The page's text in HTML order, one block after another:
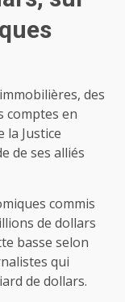
des
comptes en
la Justice
de ses alliés
commis
de dollars
basse selon
qui
de dollars.